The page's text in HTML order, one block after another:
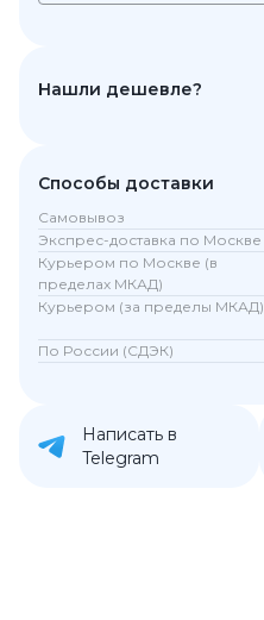
Нашли дешевле?
Способы доставки
Самовывоз
Экспрес-доставка по Москве
Курьером по Москве (в
пределах МКАД)
Курьером (за пределы МКАД)
По России (СДЭК)
Написать в
Telegram